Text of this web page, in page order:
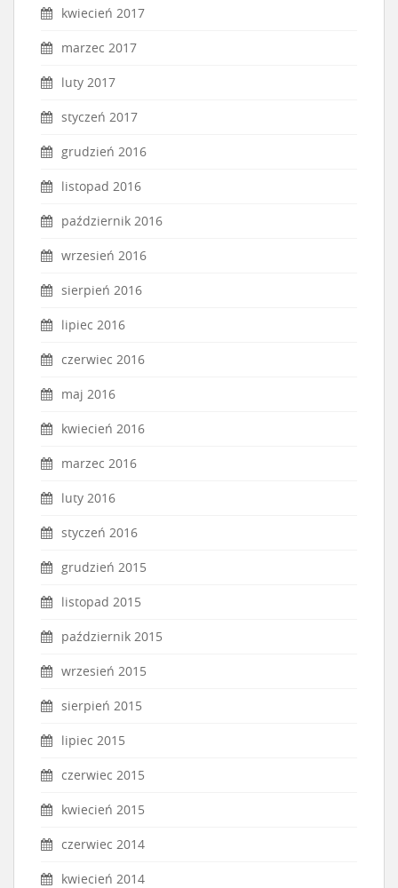
kwiecień 2017
marzec 2017
luty 2017
styczeń 2017
grudzień 2016
listopad 2016
październik 2016
wrzesień 2016
sierpień 2016
lipiec 2016
czerwiec 2016
maj 2016
kwiecień 2016
marzec 2016
luty 2016
styczeń 2016
grudzień 2015
listopad 2015
październik 2015
wrzesień 2015
sierpień 2015
lipiec 2015
czerwiec 2015
kwiecień 2015
czerwiec 2014
kwiecień 2014